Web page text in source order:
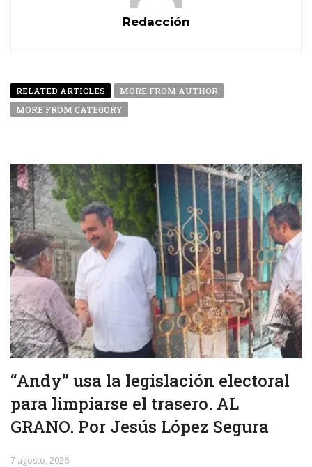
Redacción
RELATED ARTICLES
MORE FROM AUTHOR
MORE FROM CATEGORY
“Andy” usa la legislación electoral
para limpiarse el trasero. AL
GRANO. Por Jesús López Segura
7 agosto, 2026